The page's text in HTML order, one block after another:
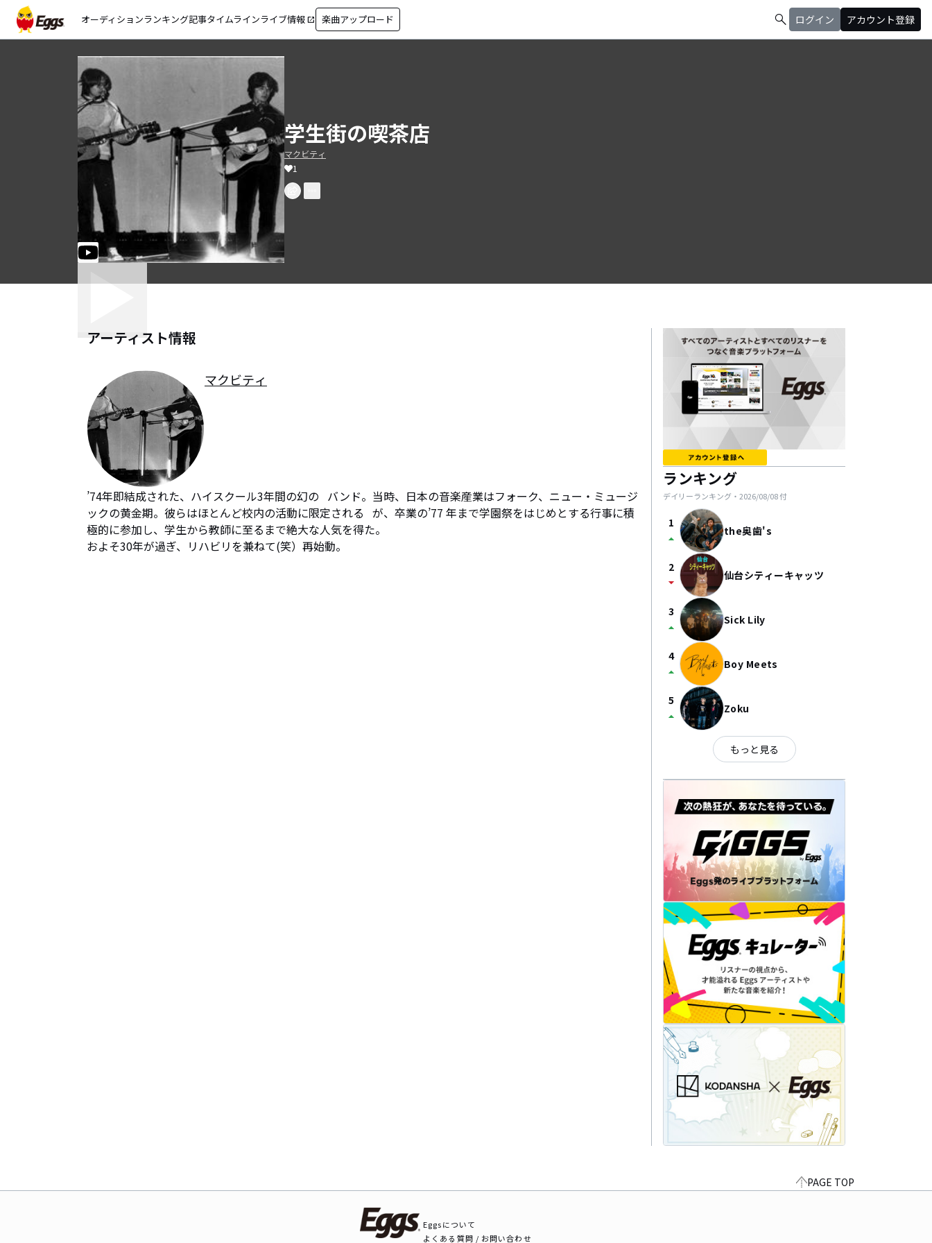
オーディションランキング記事タイムラインライブ情報 open_in_new 楽曲アップロード search ログイン アカウント登録
学生街の喫茶店
マクビティ
1
アーティスト情報
マクビティ
’74年即結成された、ハイスクール3年間の幻の   バンド。当時、日本の音楽産業はフォーク、ニュー・ミュージ
ックの黄金期。彼らはほとんど校内の活動に限定される   が、卒業の’77 年まで学園祭をはじめとする行事に積
極的に参加し、学生から教師に至るまで絶大な人気を得た。
ランキング
デイリーランキング・ 2026/08/08付
1
arrow_drop_up the奥歯's
2
arrow_drop_down 仙台シティーキャッツ
3
arrow_drop_up Sick Lily
4
arrow_drop_up Boy Meets
5
arrow_drop_up Zoku
もっと見る
PAGE TOP
Eggsについて
よくある質問 / お問い合わせ